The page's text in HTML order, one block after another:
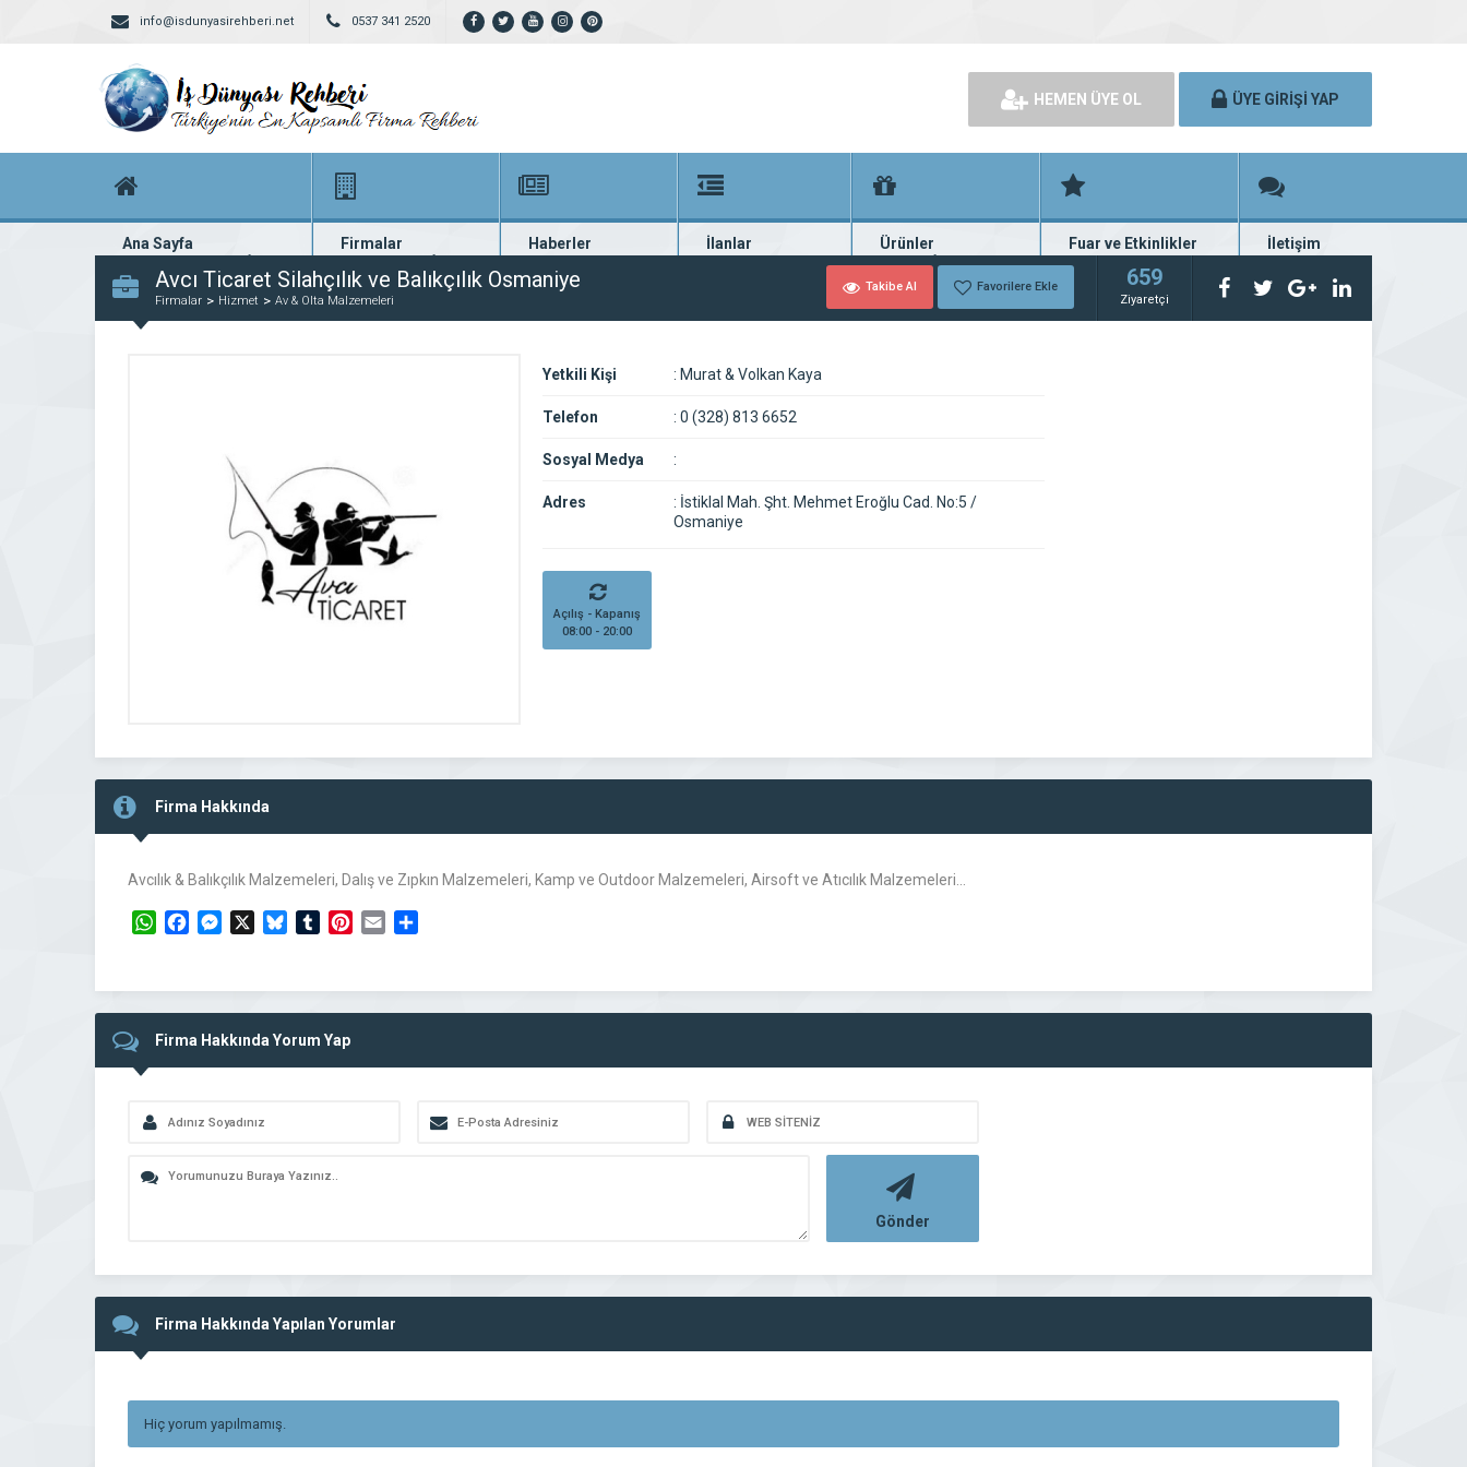
info@isdunyasirehberi.net 0537 341 2520
HEMEN ÜYE OL ÜYE GİRİŞİ YAP
Ana Sayfa
Firma rehberi ana sayfanız
Firmalar
Yüzlerce kayıtlı firma
Haberler
En güncel haberler
İlanlar
Güncel seri ilanlar
Ürünler
Binlerce firma ürünü
Fuar ve Etkinlikler
Fuar ve etkinlik planları
İletişim
Bize ulaşın
Avcı Ticaret Silahçılık ve Balıkçılık Osmaniye
Firmalar Hizmet Av & Olta Malzemeleri
Takibe Al Favorilere Ekle 659
Ziyaretçi
Yetkili Kişi : Murat & Volkan Kaya
Telefon : 0 (328) 813 6652
Sosyal Medya :
Adres : İstiklal Mah. Şht. Mehmet Eroğlu Cad. No:5 /
Osmaniye
Açılış - Kapanış
08:00 - 20:00
Firma Hakkında
Avcılık & Balıkçılık Malzemeleri, Dalış ve Zıpkın Malzemeleri, Kamp ve Outdoor Malzemeleri, Airsoft ve Atıcılık Malzemeleri…
WhatsAppFacebookMessengerBlueskyTumblrPinterest
Email
Firma Hakkında Yorum Yap
Gönder
Firma Hakkında Yapılan Yorumlar
Hiç yorum yapılmamış.